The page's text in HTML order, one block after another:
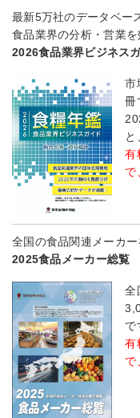
最新5万社のデータベー
食品業界の分析・営業
2026食品業界ビジネス
市
冊
と
有
で
全国の食品関連メーカ
2025食品メーカー総覧
全
で
有
で